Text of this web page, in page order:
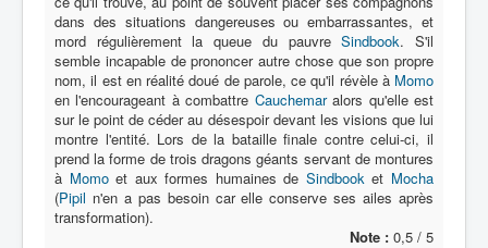
Acteur
Équipe
Personnage
Transformation
Équipement
Mecha
dans des situations dangereuses ou embarrassantes, et
mord régulièrement la queue du pauvreSindbook. S'il
semble incapable de prononcer autre chose que son propre
nom, il est en réalité doué de parole, ce qu'il révèle à Momo
en l'encourageant à combattre Cauchemaralors qu'elle est
sur le point de céder au désespoir devant les visions que lui
montre l'entité. Lors de la bataille finale contre celui-ci, il
prend la forme de trois dragons géants servant de montures
à Momoet aux formes humaines de Sindbooket Mocha
(Pipil n'en a pas besoin car elle conserve ses ailes après
transformation).
Note : 0,5 / 5